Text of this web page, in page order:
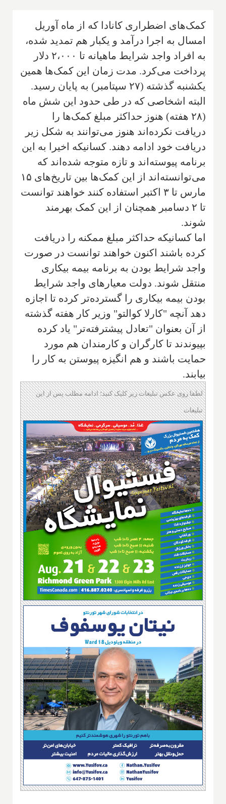
کمک‌های اضطراری کانادا که از ماه آوریل
امسال به اجرا درآمد و یکبار هم تمدید شده،
به افراد واجد شرایط ماهیانه تا ۲،۰۰۰ دلار
پرداخت می‌کرد. مدت زمان این کمک‌ها همین
یکشنبه گذشته (۲۷ سپتامبر) به پایان رسید.
البته اشخاصی که در طی حدود این شش ماه
(۲۸ هفته) هنوز حداکثر مبلغ کمک‌ها را
دریافت نکرده‌اند هنوز می‌توانند به شکل زیر
دریافت خود ادامه دهند. کسانیکه اخیرا به این
برنامه پیوسته‌اند و تازه متوجه شده‌اند که
می‌توانسته‌اند از این کمک‌ها بین تاریخ‌های ۱۵
مارس تا ۳ اکتبر استفاده کنند خواهند توانست
تا ۲ دسامبر همچنان از این کمک بهرمند
شوند.
اما کسانیکه حداکثر مبلغ ممکنه را دریافت
کرده باشند اکنون خواهند توانست در صورت
واجد شرایط بودن به برنامه بیمه بیکاری
منتقل شوند. دولت معیارهای واجد شرایط
بودن بیمه بیکاری را گسترده‌تر کرده تا اجازه
دهد آنچه "كارلا كوالتو" وزیر کار هفته گذشته
از آن بعنوان "تعادل پیشترفته‌تر" یاد کرده
بپیوندند تا کارگران و کارمندان هم مورد
حمایت باشند و هم انگیزه پیوستن به کار را
بیابند.
لطفا روی عکس تبلیغات زیر کلیک کنید؛ ادامه مطلب پس از این
تبلیغات